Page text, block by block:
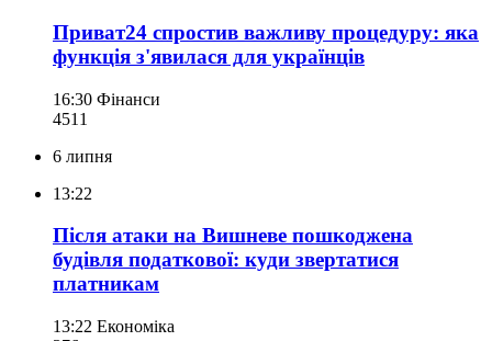
Приват24 спростив важливу процедуру: яка
функція з'явилася для українців
16:30 Фінанси
451 1
6 липня
13:22
Після атаки на Вишневе пошкоджена
будівля податкової: куди звертатися
платникам
13:22 Економіка